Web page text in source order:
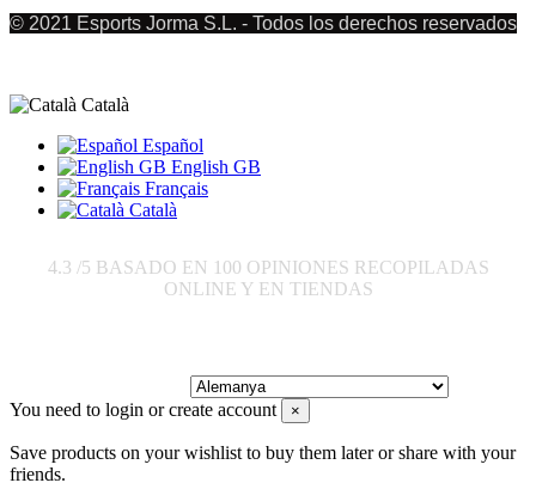
© 2021 Esports Jorma S.L. - Todos los derechos reservados
Català
Español
English GB
Français
Català
4.3 /5 BASADO EN 100 OPINIONES RECOPILADAS
ONLINE Y EN TIENDAS
You need to login or create account ×
Save products on your wishlist to buy them later or share with your
friends.